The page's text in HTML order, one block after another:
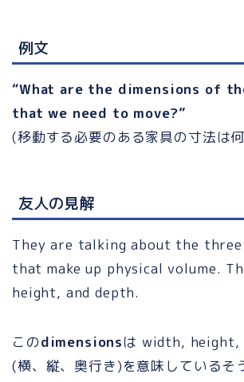
例文
“What are the dimensions of
that we need to move?”
(移動する必要のある家具の寸法は
友人の見解
They are talking about the three
that make up physical volume.
height, and depth.
このdimensionsは width, height,
(横、縦、奥行き)を意味しているそ